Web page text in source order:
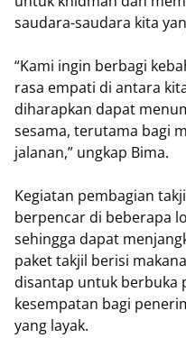
saudara-saudara kita
“Kami ingin berbagi
rasa empati di antara
diharapkan dapat
sesama, terutama bagi
jalanan,” ungkap Bima.
Kegiatan pembagian
berpencar di beberapa
sehingga dapat
paket takjil berisi
disantap untuk berbuka
kesempatan bagi
yang layak.